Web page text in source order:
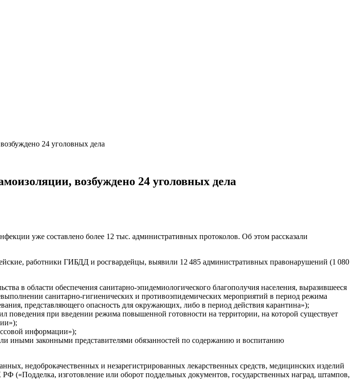
24 уголовных дела
возбуждено 24 уголовных дела
уже составлено более 12 тыс. административных протоколов. Об этом рассказали
работники ГИБДД и росгвардейцы, выявили 12 485 административных правонарушений (1 080
в области обеспечения санитарно-эпидемиологического благополучия населения, выразившееся
санитарно-гигиенических и противоэпидемических мероприятий в период режима
представляющего опасность для окружающих, либо в период действия карантина»);
при введении режима повышенной готовности на территории, на которой существует
информации»);
законными представителями обязанностей по содержанию и воспитанию
недоброкачественных и незарегистрированных лекарственных средств, медицинских изделий
(«Подделка, изготовление или оборот поддельных документов, государственных наград, штампов,